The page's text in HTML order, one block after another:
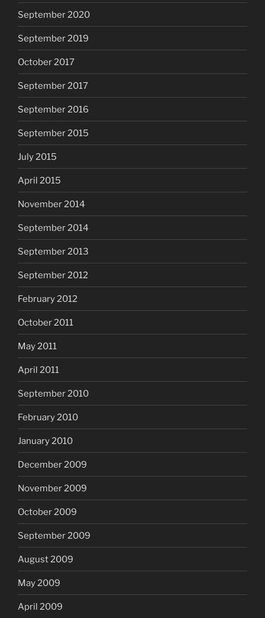
September 2020
September 2019
October 2017
September 2017
September 2016
September 2015
July 2015
April 2015
November 2014
September 2014
September 2013
September 2012
February 2012
October 2011
May 2011
April 2011
September 2010
February 2010
January 2010
December 2009
November 2009
October 2009
September 2009
August 2009
May 2009
April 2009